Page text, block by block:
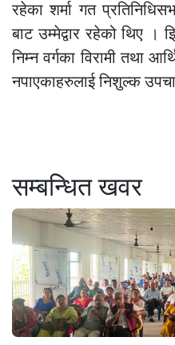
रहेका शर्मा गत
बाट उम्मेद्वार रहेको थिए
निम्न वर्गका विरामी तथा
नपाएकाहरुलाई निशुल्क
सम्बन्धित खवर